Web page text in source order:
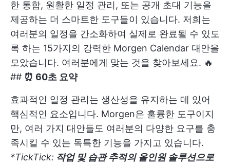
한 통합, 원활한 일정 관리, 또는 공개 초대 기능을
제공하는 더 스마트한 도구들이 있습니다. 저희는
여러분의 일정을 간소화하여 실제로 완료될 수 있도
록 하는 15가지의 강력한 Morgen Calendar 대안을
모았습니다. 여러분에게 맞는 것을 찾아보세요. 🔥
## ⏰ 60초 요약
효과적인 일정 관리는 생산성을 유지하는 데 있어
핵심적인 요소입니다. Morgen은 훌륭한 도구이지
만, 여러 가지 대안들도 여러분의 다양한 요구를 충
족시킬 수 있는 독특한 기능을 가지고 있습니다.
*TickTick: 작업 및 습관 추적의 올인원 솔루션으로